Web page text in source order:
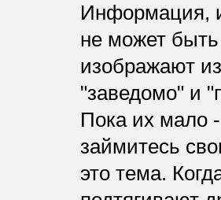
Информация,
не может быть
изображают
"заведомо" и
Пока их мало
займитесь
это тема.